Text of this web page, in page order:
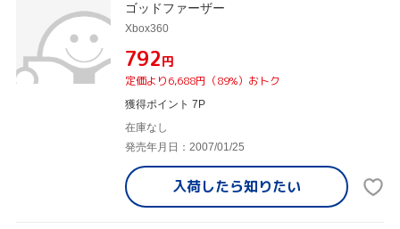
ゴッドファーザー
Xbox360
¥792円
定価より6,688円（89%）おトク
獲得ポイント 7P
在庫なし
発売年月日：2007/01/25
入荷したら知りたい